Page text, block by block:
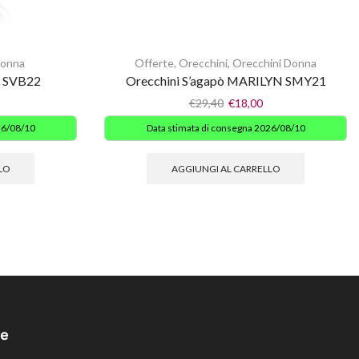
SVB22
08/10
Offerte, Orecchini, Orecchini Donna
Orecchini S’agapò MARILYN SMY21
€29,40 €18,00
Data stimata di consegna 2026/08/10
AGGIUNGI AL CARRELLO